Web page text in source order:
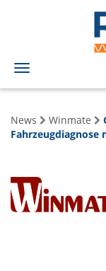
Toggle
navigation
News Winmate
Fahrzeugdiagnose